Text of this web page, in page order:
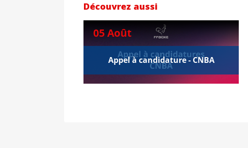
Découvrez aussi
05 Août
Appel à candidature - CNBA